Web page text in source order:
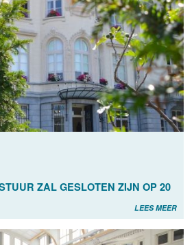
ZAL GESLOTEN ZIJN OP 20
LEES MEER